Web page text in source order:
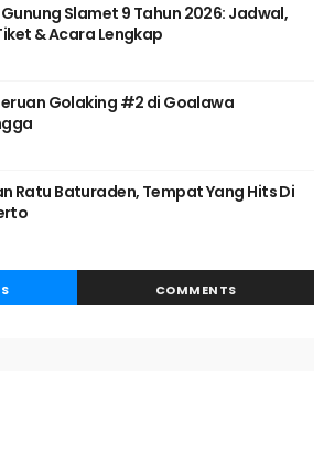
Slamet 9 Tahun 2026: Jadwal,
& Acara Lengkap
Golaking #2 di Goalawa
Ratu Baturaden, Tempat Yang Hits Di
COMMENTS